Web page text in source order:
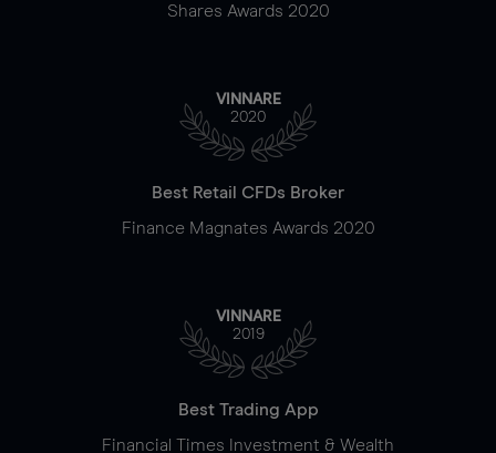
Shares Awards 2020
VINNARE
2020
Best Retail CFDs Broker
Finance Magnates Awards 2020
VINNARE
2019
Best Trading App
Financial Times Investment & Wealth